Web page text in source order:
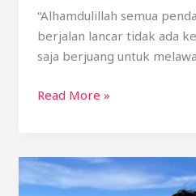
“Alhamdulillah semua
berjalan lancar tidak ada
saja berjuang untuk
Read More »
Putra
Banjarmasin